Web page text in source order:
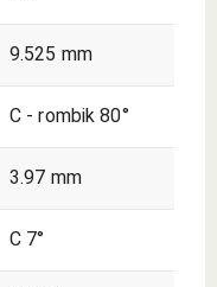
9.525 mm
C - rombik 80°
3.97 mm
C 7°